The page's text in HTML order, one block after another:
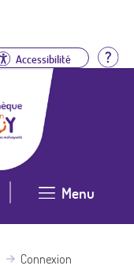
Accessibilité
Menu
Connexion